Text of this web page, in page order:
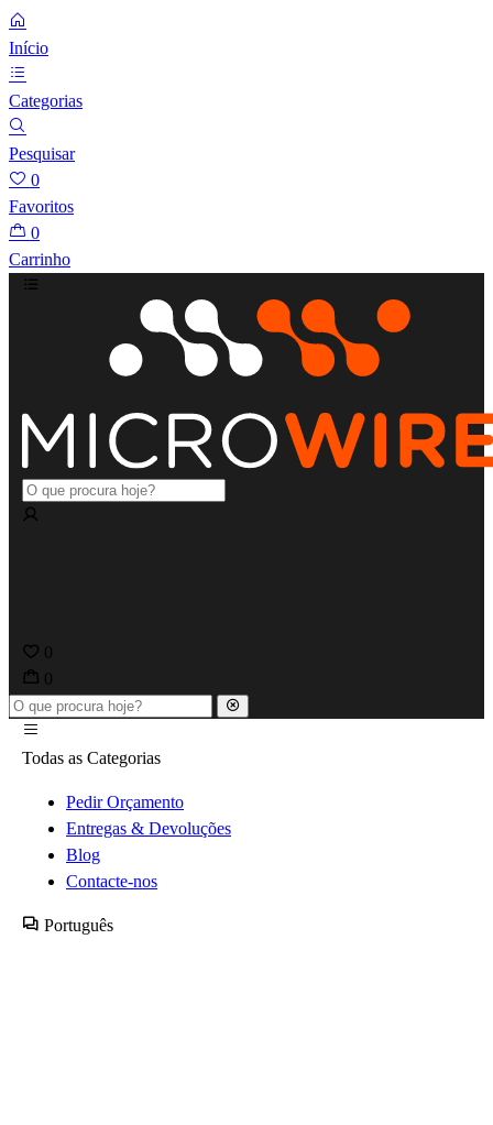
Início
Categorias
Pesquisar
0
Favoritos
0
Carrinho
0
0
Todas as Categorias
Pedir Orçamento
Entregas & Devoluções
Blog
Contacte-nos
Português